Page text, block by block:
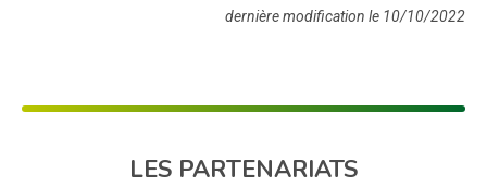
dernière modification le 10/10/2022
LES PARTENARIATS